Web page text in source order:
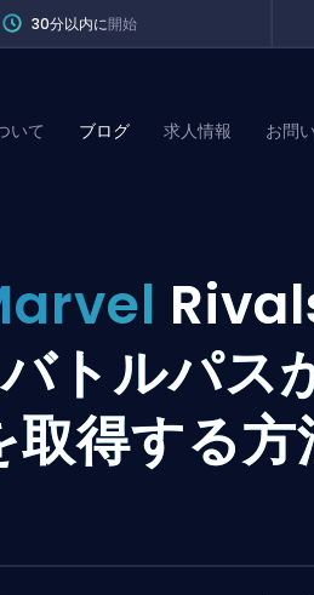
30分以内に開始
いて ブログ 求人情報 お問
トルパス
取得する方